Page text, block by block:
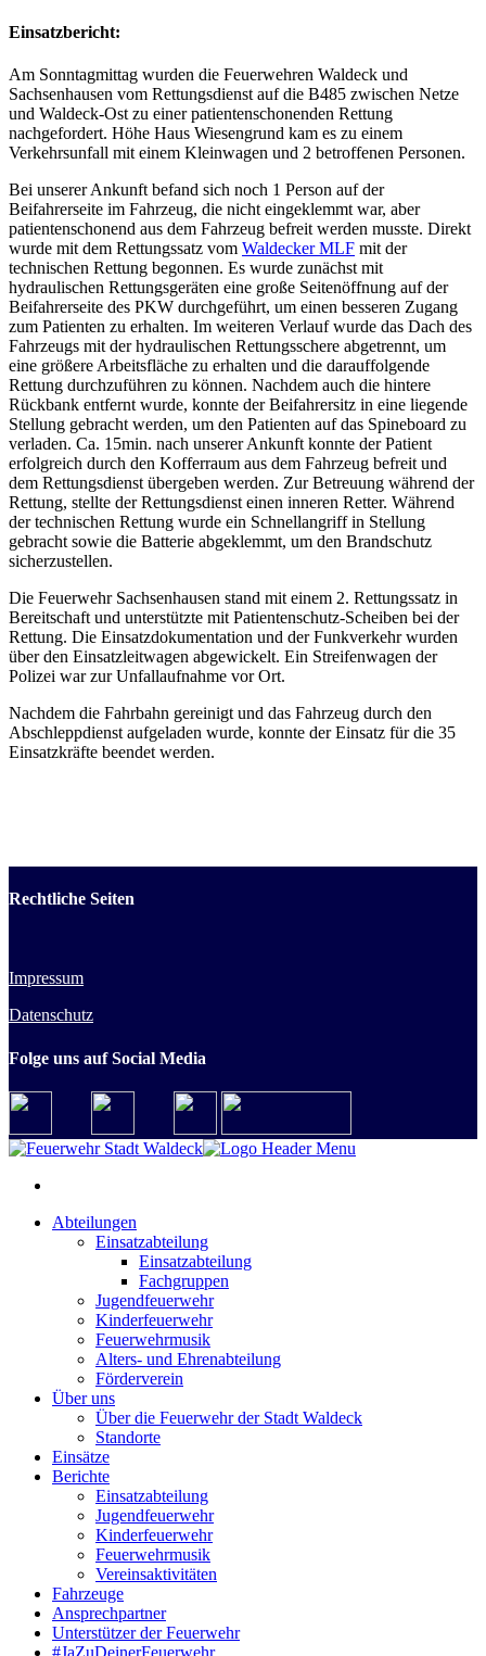
Einsatzbericht:
Am Sonntagmittag wurden die Feuerwehren Waldeck und
Sachsenhausen vom Rettungsdienst auf die B485 zwischen Netze
und Waldeck-Ost zu einer patientenschonenden Rettung
nachgefordert. Höhe Haus Wiesengrund kam es zu einem
Verkehrsunfall mit einem Kleinwagen und 2 betroffenen Personen.
Bei unserer Ankunft befand sich noch 1 Person auf der
Beifahrerseite im Fahrzeug, die nicht eingeklemmt war, aber
patientenschonend aus dem Fahrzeug befreit werden musste. Direkt
wurde mit dem Rettungssatz vom Waldecker MLF mit der
technischen Rettung begonnen. Es wurde zunächst mit
hydraulischen Rettungsgeräten eine große Seitenöffnung auf der
Beifahrerseite des PKW durchgeführt, um einen besseren Zugang
zum Patienten zu erhalten. Im weiteren Verlauf wurde das Dach des
Fahrzeugs mit der hydraulischen Rettungsschere abgetrennt, um
eine größere Arbeitsfläche zu erhalten und die darauffolgende
Rettung durchzuführen zu können. Nachdem auch die hintere
Rückbank entfernt wurde, konnte der Beifahrersitz in eine liegende
Stellung gebracht werden, um den Patienten auf das Spineboard zu
verladen. Ca. 15min. nach unserer Ankunft konnte der Patient
erfolgreich durch den Kofferraum aus dem Fahrzeug befreit und
dem Rettungsdienst übergeben werden. Zur Betreuung während der
Rettung, stellte der Rettungsdienst einen inneren Retter. Während
der technischen Rettung wurde ein Schnellangriff in Stellung
gebracht sowie die Batterie abgeklemmt, um den Brandschutz
sicherzustellen.
Die Feuerwehr Sachsenhausen stand mit einem 2. Rettungssatz in
Bereitschaft und unterstützte mit Patientenschutz-Scheiben bei der
Rettung. Die Einsatzdokumentation und der Funkverkehr wurden
über den Einsatzleitwagen abgewickelt. Ein Streifenwagen der
Polizei war zur Unfallaufnahme vor Ort.
Nachdem die Fahrbahn gereinigt und das Fahrzeug durch den
Abschleppdienst aufgeladen wurde, konnte der Einsatz für die 35
Einsatzkräfte beendet werden.
Rechtliche Seiten
Impressum
Datenschutz
Folge uns auf Social Media
Abteilungen
Einsatzabteilung
Einsatzabteilung
Fachgruppen
Jugendfeuerwehr
Kinderfeuerwehr
Feuerwehrmusik
Alters- und Ehrenabteilung
Förderverein
Über uns
Über die Feuerwehr der Stadt Waldeck
Standorte
Einsätze
Berichte
Einsatzabteilung
Jugendfeuerwehr
Kinderfeuerwehr
Feuerwehrmusik
Vereinsaktivitäten
Fahrzeuge
Ansprechpartner
Unterstützer der Feuerwehr
#JaZuDeinerFeuerwehr